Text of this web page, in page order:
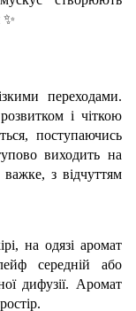
✨
переходами.
і чіткою
поступаючись
виходить на
з відчуттям
на одязі аромат
середній або
дифузії. Аромат